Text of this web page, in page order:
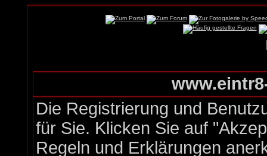
Die Registrierung und
für Sie. Klicken Sie auf
Regeln und Erklärungen